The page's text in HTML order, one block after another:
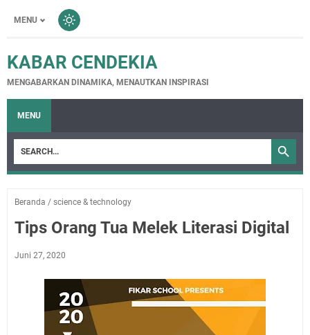
MENU
KABAR CENDEKIA
MENGABARKAN DINAMIKA, MENAUTKAN INSPIRASI
MENU
Beranda / science & technology
Tips Orang Tua Melek Literasi Digital
Juni 27, 2020